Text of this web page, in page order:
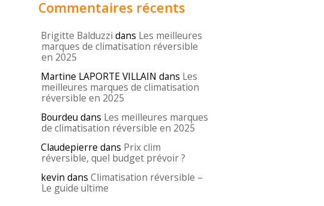
Commentaires récents
Brigitte Balduzzi dans Les meilleures
marques de climatisation réversible
en 2025
Martine LAPORTE VILLAIN dans Les
meilleures marques de climatisation
réversible en 2025
Bourdeu dans Les meilleures marques
de climatisation réversible en 2025
Claudepierre dans Prix clim
réversible, quel budget prévoir ?
kevin dans Climatisation réversible –
Le guide ultime